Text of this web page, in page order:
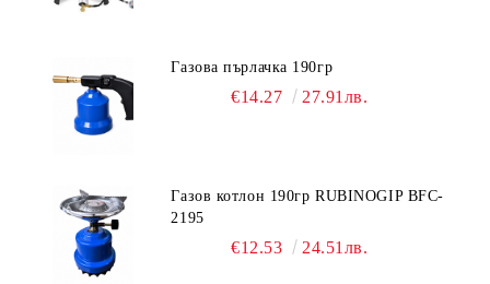
Газова пърлачка 190гр
€14.27 27.91лв.
Газов котлон 190гр RUBINOGIP BFC-
2195
€12.53 24.51лв.